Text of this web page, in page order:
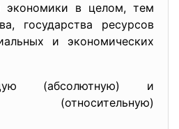
экономики в целом, тем
государства ресурсов
и экономических
(абсолютную) и
(относительную)